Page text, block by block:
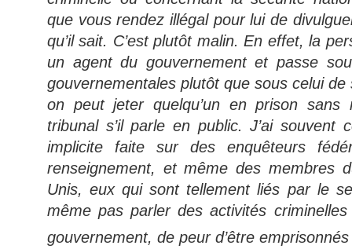
que vous rendez illégal pour lui de
qu’il sait. C’est plutôt malin. En effet, la
un agent du gouvernement et passe
gouvernementales plutôt que sous celui
on peut jeter quelqu’un en prison
tribunal s’il parle en public. J’ai souvent
implicite faite sur des enquêteurs
renseignement, et même des membres
Unis, eux qui sont tellement liés par le
même pas parler des activités
gouvernement, de peur d’être